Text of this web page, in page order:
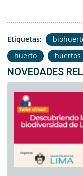
Etiquetas:
huerto
huertos
NOVEDADES